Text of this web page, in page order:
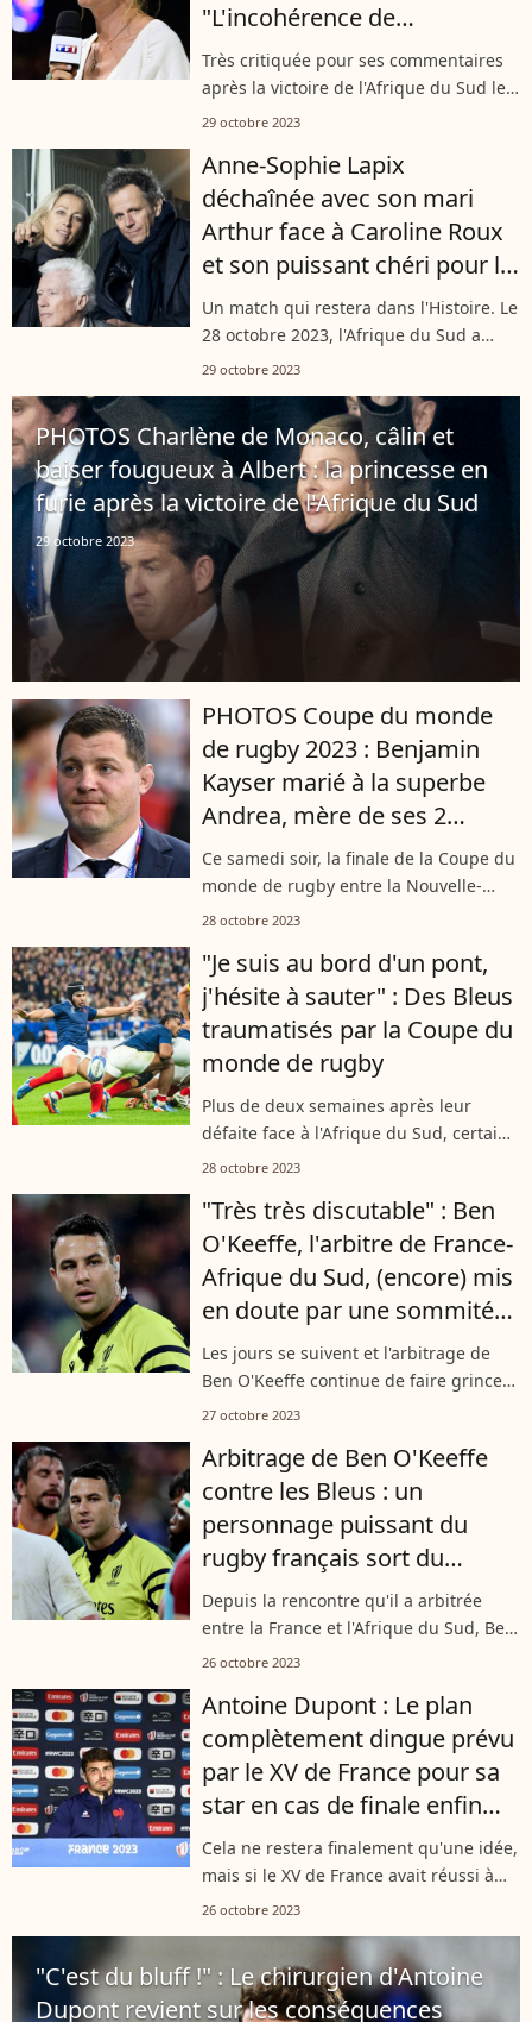
"L'incohérence de
l'arbitrage..."
Très critiquée pour ses commentaires
après la victoire de l'Afrique du Sud le
28 octobre 2023, Isabelle Ithurburu a
sur X. Agacée, elle a décidé...
29 octobre 2023
Anne-Sophie Lapix
déchaînée avec son mari
Arthur face à Caroline Roux
et son puissant chéri pour la
Coupe du monde de rugby
Un match qui restera dans l'Histoire. Le
28 octobre 2023, l'Afrique du Sud a
vaincu la Nouvelle-Zélande à un point
surprises. En tribunes, Anne-Sophie...
29 octobre 2023
PHOTOS Charlène de Monaco, câlin et
baiser fougueux à Albert : la princesse en
furie après la victoire de l'Afrique du Sud
29 octobre 2023
PHOTOS Coupe du monde
de rugby 2023 : Benjamin
Kayser marié à la superbe
Andrea, mère de ses 2
enfants
Ce samedi soir, la finale de la Coupe du
monde de rugby entre la Nouvelle-
Zélande et l'Afrique du Sud sera
L'ancien rugbyman est un homme
marié et heureux...
28 octobre 2023
"Je suis au bord d'un pont,
j'hésite à sauter" : Des Bleus
traumatisés par la Coupe du
monde de rugby
Plus de deux semaines après leur
défaite face à l'Afrique du Sud, certains
joueurs de l'équipe de France de Rugby
défaite. Face à nos confrères...
28 octobre 2023
"Très très discutable" : Ben
O'Keeffe, l'arbitre de France-
Afrique du Sud, (encore) mis
en doute par une sommité
du rugby
Les jours se suivent et l'arbitrage de
Ben O'Keeffe continue de faire grincer
des dents. Le Néo-Zélandais, au sifflet
également arbitré la demi-finale...
27 octobre 2023
Arbitrage de Ben O'Keeffe
contre les Bleus : un
personnage puissant du
rugby français sort du
silence
Depuis la rencontre qu'il a arbitrée
entre la France et l'Afrique du Sud, Ben
O'Keeffe vit des moments difficiles.
des personnages les plus importants...
26 octobre 2023
Antoine Dupont : Le plan
complètement dingue prévu
par le XV de France pour sa
star en cas de finale enfin
dévoilé !
Cela ne restera finalement qu'une idée,
mais si le XV de France avait réussi à
atteindre la finale de la Coupe du
bien particulier pour son capitaine.
26 octobre 2023
"C'est du bluff !" : Le chirurgien d'Antoine
Dupont revient sur les conséquences